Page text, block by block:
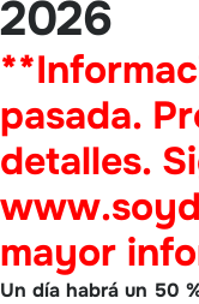
2026
pasada.
detalles.
mayor
Un día habrá un 50